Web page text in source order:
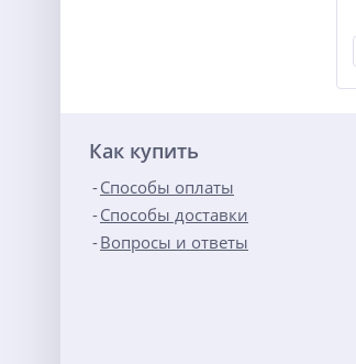
Как купить
Способы оплаты
Способы доставки
Вопросы и ответы